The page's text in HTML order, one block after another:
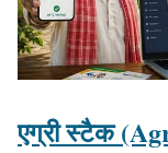
एग्री स्टैक